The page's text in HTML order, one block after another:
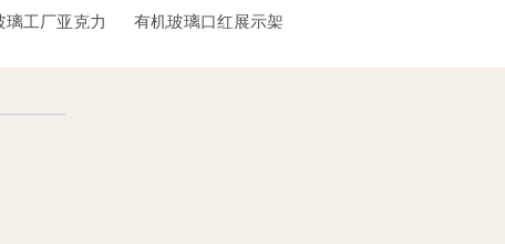
有机玻璃口红展示架